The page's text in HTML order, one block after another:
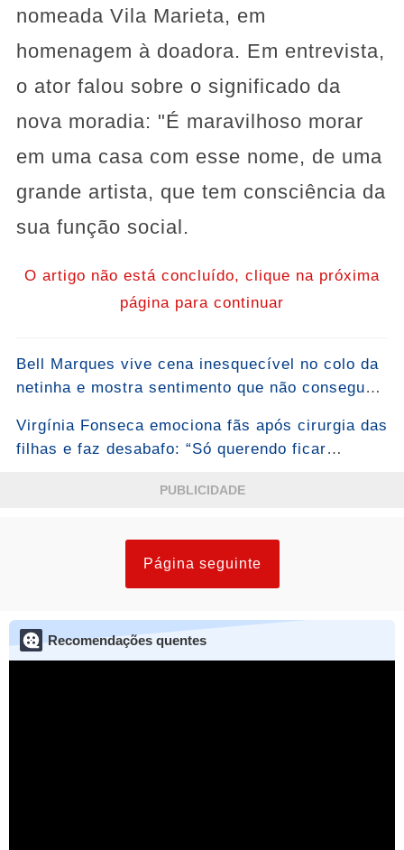
nomeada Vila Marieta, em
homenagem à doadora. Em entrevista,
o ator falou sobre o significado da
nova moradia: "É maravilhoso morar
em uma casa com esse nome, de uma
grande artista, que tem consciência da
sua função social.
O artigo não está concluído, clique na próxima
página para continuar
Bell Marques vive cena inesquecível no colo da
netinha e mostra sentimento que não consegue
Virgínia Fonseca emociona fãs após cirurgia das
filhas e faz desabafo: “Só querendo ficar
PUBLICIDADE
Página seguinte
Recomendações quentes